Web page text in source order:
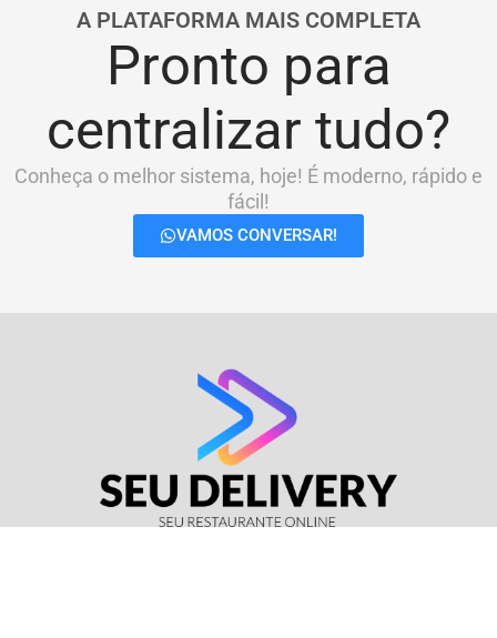
A PLATAFORMA MAIS COMPLETA
Pronto para
centralizar tudo?
Conheça o melhor sistema, hoje! É moderno, rápido e
fácil!
VAMOS CONVERSAR!